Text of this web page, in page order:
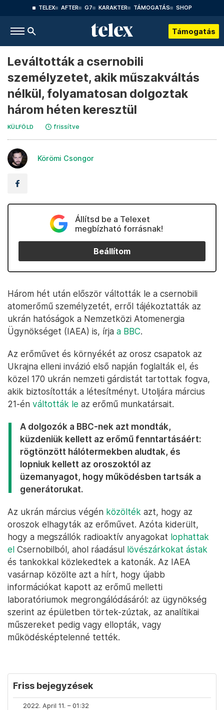
TELEX AFTER G7 KARAKTER TÁMOGATÁS SHOP
Támogatás
Leváltották a csernobili
személyzetet, akik műszakváltás
nélkül, folyamatosan dolgoztak
három héten keresztül
KÜLFÖLD frissítve
Körömi Csongor
Állítsd be a Telexet
megbízható forrásnak!
Beállítom
Három hét után először váltották le a csernobili
atomerőmű személyzetét, erről tájékoztatták az
ukrán hatóságok a Nemzetközi Atomenergia
Ügynökséget (IAEA) is, írja a BBC.
Az erőművet és környékét az orosz csapatok az
Ukrajna elleni invázió első napján foglalták el, és
közel 170 ukrán nemzeti gárdistát tartottak fogva,
akik biztosították a létesítményt. Utoljára március
21-én váltották le az erőmű munkatársait.
A dolgozók a BBC-nek azt mondták,
küzdeniük kellett az erőmű fenntartásáért:
rögtönzött hálótermekben aludtak, és
lopniuk kellett az oroszoktól az
üzemanyagot, hogy működésben tartsák a
generátorukat.
Az ukrán március végén közölték azt, hogy az
oroszok elhagyták az erőművet. Azóta kiderült,
hogy a megszállók radioaktív anyagokat lophattak
el Csernobilból, ahol ráadásul lövészárkokat ástak
és tankokkal közlekedtek a katonák. Az IAEA
vasárnap közölte azt a hírt, hogy újabb
információkat kapott az erőmű melletti
laboratóriumok megrongálódásáról: az ügynökség
szerint az épületben törtek-zúztak, az analítikai
műszereket pedig vagy ellopták, vagy
működésképtelenné tették.
Friss bejegyzések
2022. April 11. – 01:32